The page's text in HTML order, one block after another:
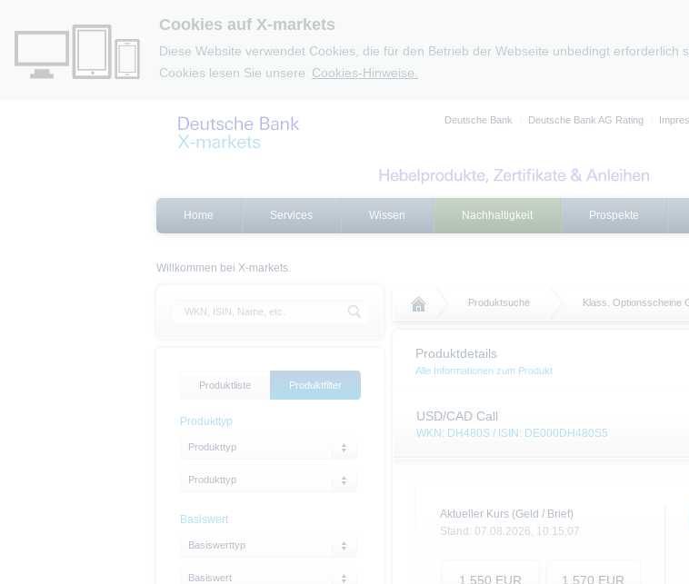
Cookies auf X-markets
Diese Website verwendet Cookies, die für den Betrieb der Webseite unbedingt
Cookies lesen Sie unsere Cookies-Hinweise.
Deutsche Bank Deutsche Bank AG Rating
Home Services Wissen Nachhaltigkeit Prospekte
Willkommen bei X-markets.
Produktsuche Klass. Optionsscheine
Produktdetails
Alle Informationen zum Produkt
USD/CAD Call
WKN: DH480S / ISIN: DE000DH480S5
Aktueller Kurs (Geld / Brief)
Stand: 07.08.2026, 10:15:07
1,550 EUR 1,570 EUR
Produktliste Produktfilter
Produkttyp
Produkttyp
Produkttyp
Basiswert
Basiswerttyp
Basiswert